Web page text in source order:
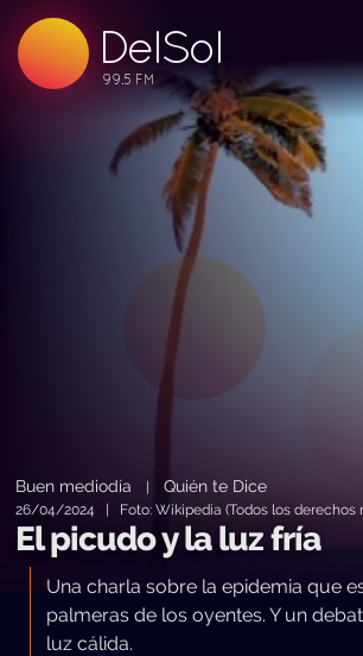
DelSol
99.5 FM
99.5 FM
99.5 FM
Buen mediodía |Quién te Dice
26/04/2024 | Foto: Wikipedia (Todos los derechos
El picudo y la luz fría
Una charla sobre la epidemia que
palmeras de los oyentes. Y un
luz cálida.